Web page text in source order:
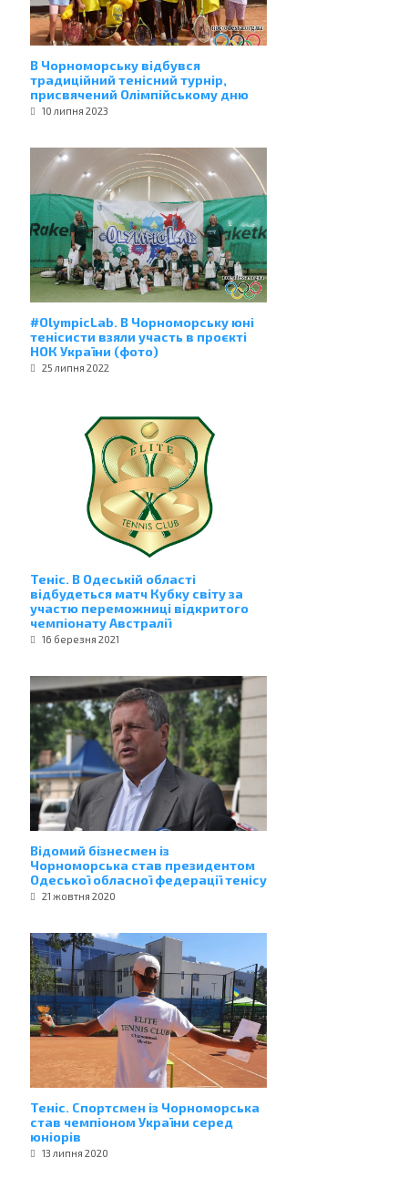
В Чорноморську відбувся
традиційний тенісний турнір,
присвячений Олімпійському дню
10 липня 2023
#OlympicLab. В Чорноморську юні
тенісисти взяли участь в проєкті
НОК України (фото)
25 липня 2022
Теніс. В Одеській області
відбудеться матч Кубку світу за
участю переможниці відкритого
чемпіонату Австралії
16 березня 2021
Відомий бізнесмен із
Чорноморська став президентом
Одеської обласної федерації тенісу
21 жовтня 2020
Теніс. Спортсмен із Чорноморська
став чемпіоном України серед
юніорів
13 липня 2020